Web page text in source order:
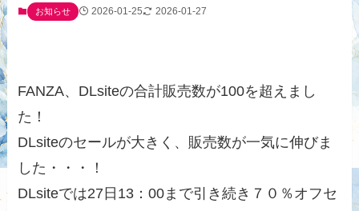
お知らせ 2026-01-25 2026-01-27
FANZA、DLsiteの合計販売数が100を超えまし
た！
DLsiteのセールが大きく、販売数が一気に伸びま
した・・・！
DLsiteでは27日13：00まで引き続き７０％オフセ